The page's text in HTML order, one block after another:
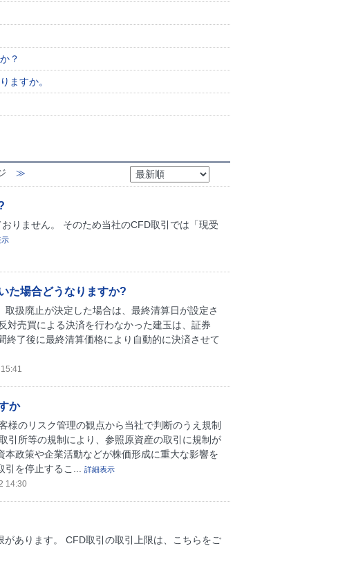
？
ますか。
≫
りません。 そのため当社のCFD取引では「現受
示
た場合どうなりますか?
扱廃止が決定した場合は、最終清算日が設定さ
対売買による決済を行わなかった建玉は、証券
了後に最終清算価格により自動的に決済させて
か
様のリスク管理の観点から当社で判断のうえ規制
引所等の規制により、参照原資産の取引に規制が
政策や企業活動などが株価形成に重大な影響を
引を停止するこ...
詳細表示
14:30
あります。 CFD取引の取引上限は、こちらをご